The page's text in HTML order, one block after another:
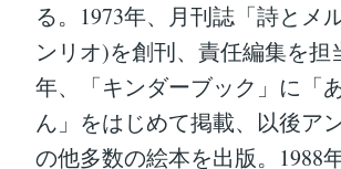
る。1973年、月刊誌「詩とメ
ンリオ)を創刊、責任編集を担
年、「キンダーブック」に「
ん」をはじめて掲載、以後ア
の他多数の絵本を出版。1988